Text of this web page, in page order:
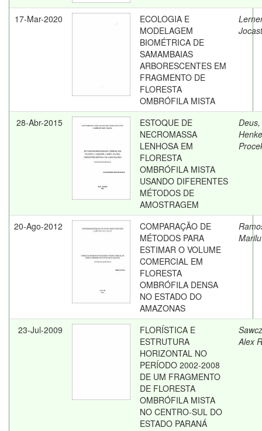
17-Mar-2020
ECOLOGIA E
MODELAGEM
BIOMÉTRICA DE
SAMAMBAIAS
ARBORESCENTES EM
FRAGMENTO DE
FLORESTA
OMBRÓFILA MISTA
28-Abr-2015
ESTOQUE DE
NECROMASSA
LENHOSA EM
FLORESTA
OMBRÓFILA MISTA
USANDO DIFERENTES
MÉTODOS DE
AMOSTRAGEM
20-Ago-2012
COMPARAÇÃO DE
MÉTODOS PARA
ESTIMAR O VOLUME
COMERCIAL EM
FLORESTA
OMBRÓFILA DENSA
NO ESTADO DO
AMAZONAS
Marilu
23-Jul-2009
FLORÍSTICA E
ESTRUTURA
HORIZONTAL NO
PERÍODO 2002-2008
DE UM FRAGMENTO
DE FLORESTA
OMBRÓFILA MISTA
NO CENTRO-SUL DO
ESTADO PARANÁ
Alex